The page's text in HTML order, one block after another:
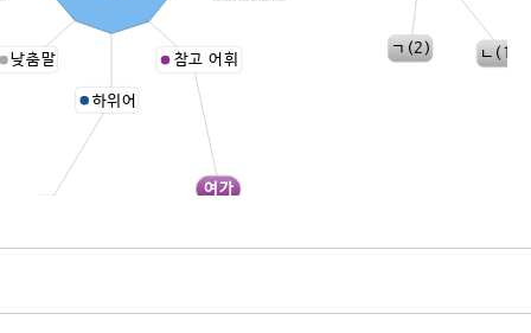
ㄱ(2) ㄴ(1)
여가
참고 어휘
하위어
낮춤말